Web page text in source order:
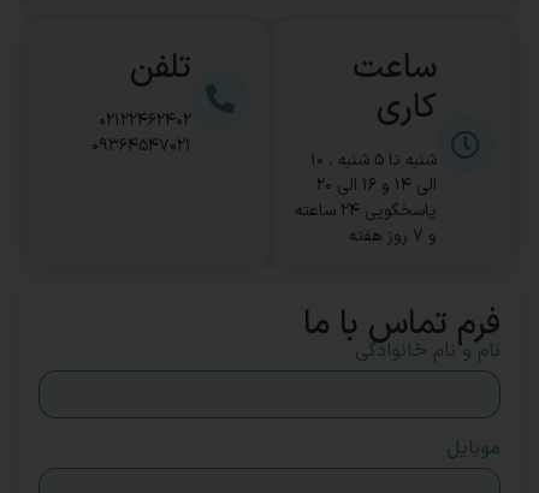
ساعت
کاری
شنبه تا 5 شنبه ، 10
الی 14 و 16 الی 20
پاسخگویی ۲۴ ساعته
و ۷ روز هفته
تلفن
02122462402
09364547021
فرم تماس با ما
نام و نام خانوادگی
موبایل